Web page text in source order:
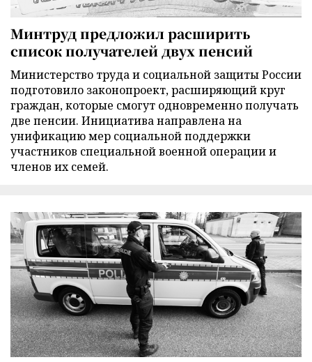
Минтруд предложил расширить
список получателей двух пенсий
Министерство труда и социальной защиты России
подготовило законопроект, расширяющий круг
граждан, которые смогут одновременно получать
две пенсии. Инициатива направлена на
унификацию мер социальной поддержки
участников специальной военной операции и
членов их семей.